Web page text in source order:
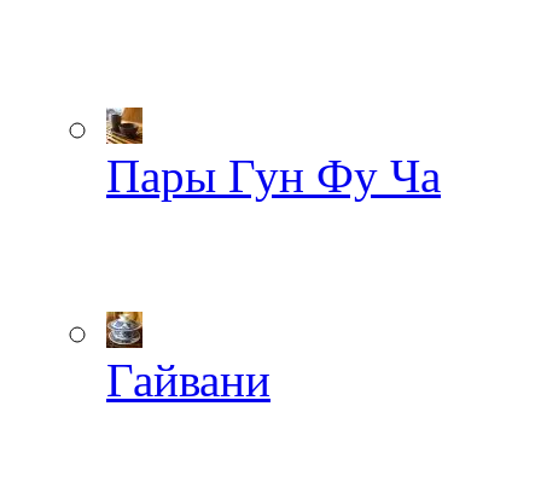
Пары Гун Фу Ча
Гайвани